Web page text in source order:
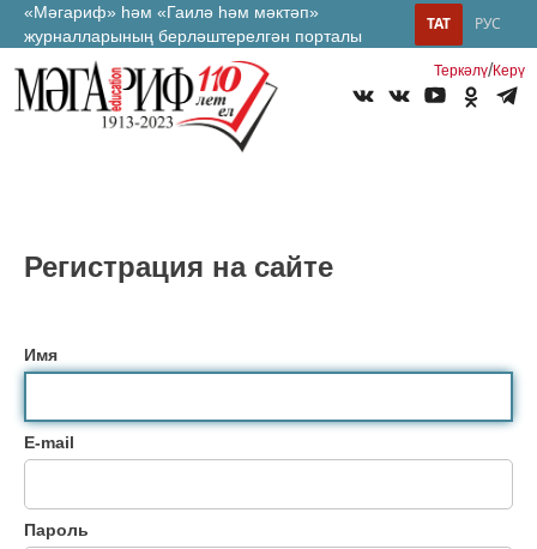
«Мәгариф» һәм «Гаилә һәм мәктәп»
журналларының берләштерелгән порталы
РУС
ТАТ
Теркəлү/Керү
Регистрация на сайте
Имя
E-mail
Пароль